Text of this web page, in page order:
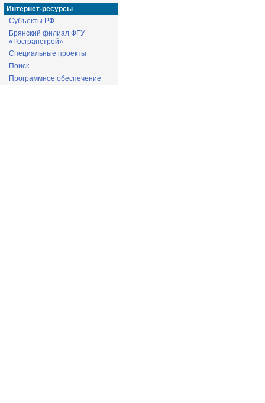
Интернет-ресурсы
Субъекты РФ
Брянский филиал ФГУ
«Росгранстрой»
Специальные проекты
Поиск
Программное обеспечение